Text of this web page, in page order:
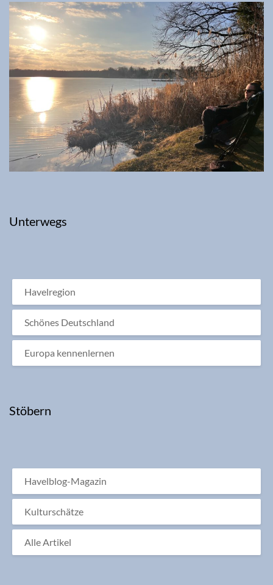
Unterwegs
Havelregion
Schönes Deutschland
Europa kennenlernen
Stöbern
Havelblog-Magazin
Kulturschätze
Alle Artikel